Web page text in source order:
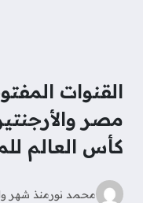
القنوات
مصر
كأس العالم
محمد نورمنذ شهر